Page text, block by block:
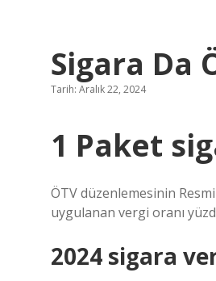
Sigara Da
Tarih: Aralık 22, 2024
1 Paket
ÖTV düzenlemesinin
uygulanan vergi oranı
2024 sigara